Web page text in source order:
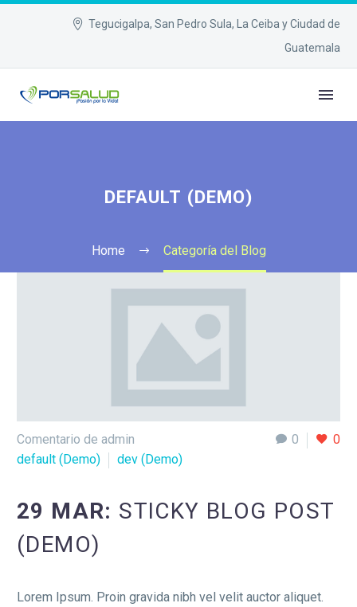
Tegucigalpa, San Pedro Sula, La Ceiba y Ciudad de
Guatemala
DEFAULT (DEMO)
Home Categoría del Blog
0 0
Comentario de admin
default (Demo)
dev (Demo)
29 MAR: STICKY BLOG POST
(DEMO)
Lorem Ipsum. Proin gravida nibh vel velit auctor aliquet.